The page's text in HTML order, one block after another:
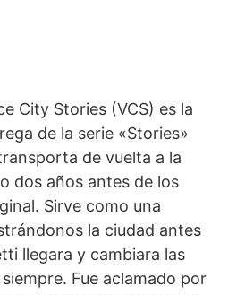
City Stories (VCS) es la
de la serie «Stories»
de vuelta a la
dos años antes de los
Sirve como una
la ciudad antes
llegara y cambiara las
Fue aclamado por